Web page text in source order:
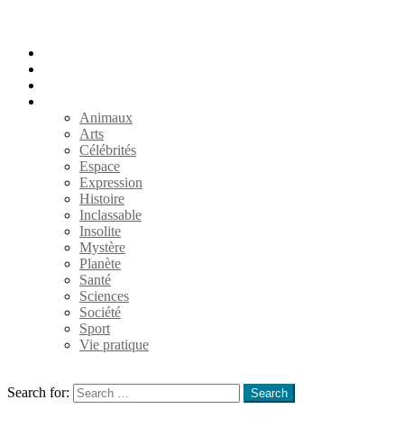
Animaux
Arts
Célébrités
Espace
Expression
Histoire
Inclassable
Insolite
Mystère
Planète
Santé
Sciences
Société
Sport
Vie pratique
Search for:
Search